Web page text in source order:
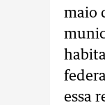
maio
essa